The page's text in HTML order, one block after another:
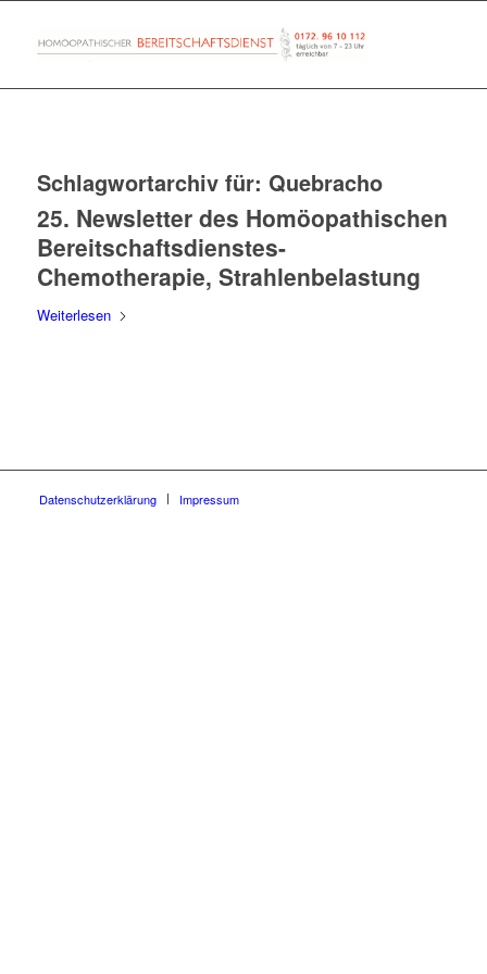
Schlagwortarchiv für: Quebracho
25. Newsletter des Homöopathischen
Bereitschaftsdienstes-
Chemotherapie, Strahlenbelastung
Weiterlesen
Datenschutzerklärung Impressum